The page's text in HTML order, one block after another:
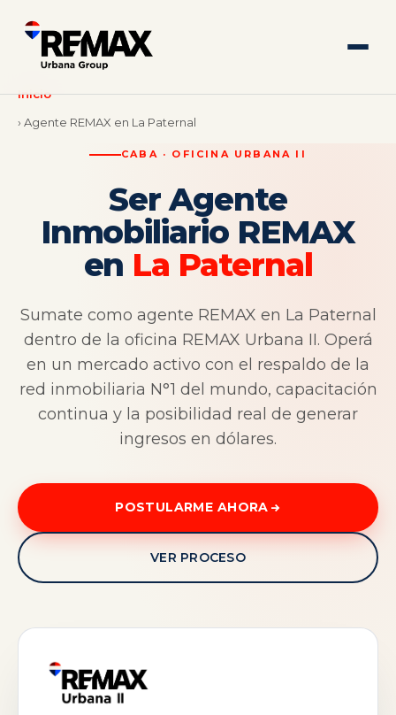
Inicio
› Agente REMAX en La Paternal
CABA · OFICINA URBANA II
Ser Agente
Inmobiliario REMAX
en La Paternal
Sumate como agente REMAX en La Paternal
dentro de la oficina REMAX Urbana II. Operá
en un mercado activo con el respaldo de la
red inmobiliaria N°1 del mundo, capacitación
continua y la posibilidad real de generar
ingresos en dólares.
POSTULARME AHORA
VER PROCESO